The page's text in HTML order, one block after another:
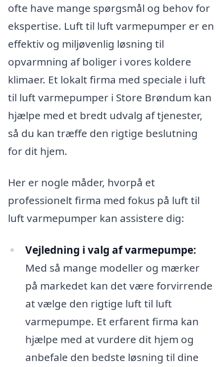
ofte have mange spørgsmål og behov for
ekspertise. Luft til luft varmepumper er en
effektiv og miljøvenlig løsning til
opvarmning af boliger i vores koldere
klimaer. Et lokalt firma med speciale i luft
til luft varmepumper i Store Brøndum kan
hjælpe med et bredt udvalg af tjenester,
så du kan træffe den rigtige beslutning
for dit hjem.
Her er nogle måder, hvorpå et
professionelt firma med fokus på luft til
luft varmepumper kan assistere dig:
Vejledning i valg af varmepumpe:
Med så mange modeller og mærker
på markedet kan det være forvirrende
at vælge den rigtige luft til luft
varmepumpe. Et erfarent firma kan
hjælpe med at vurdere dit hjem og
anbefale den bedste løsning til dine